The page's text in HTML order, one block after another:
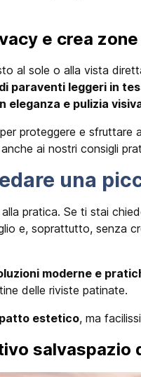
e crea
al sole o alla vista
paraventi leggeri in
eleganza e pulizia
proteggere e sfruttare
ai nostri consigli
una
pratica. Se ti stai
e, soprattutto, senza
moderne e
delle riviste patinate.
estetico, ma
salvaspazio